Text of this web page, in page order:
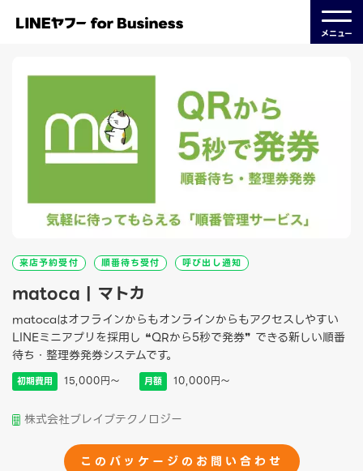
メニュー
来店予約受付 順番待ち受付 呼び出し通知
matoca | マトカ
matocaはオフラインからもオンラインからもアクセスしやすい
LINEミニアプリを採用し ❝QRから5秒で発券❞ できる新しい順番
待ち・整理券発券システムです。
初期費用 15,000円〜 月額 10,000円〜
株式会社ブレイブテクノロジー
このパッケージのお問い合わせ